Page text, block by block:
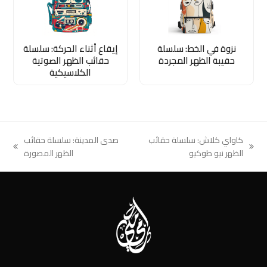
نزوة في الخط: سلسلة
حقيبة الظهر المجردة
إيقاع أثناء الحركة: سلسلة
حقائب الظهر الصوتية
الكلاسيكية
previous
كاواي كلاش: سلسلة حقائب
الظهر نيو طوكيو
صدى المدينة: سلسلة حقائب
الظهر المصورة